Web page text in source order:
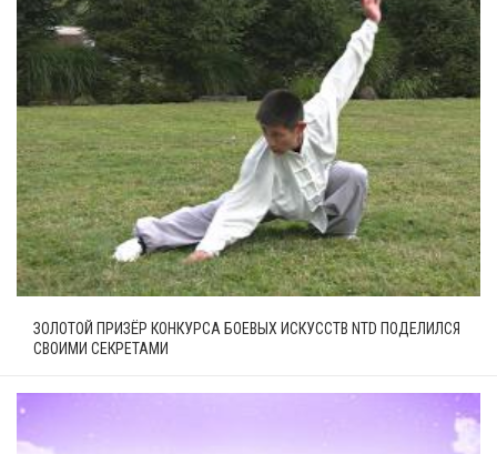
ЗОЛОТОЙ ПРИЗЁР КОНКУРСА БОЕВЫХ ИСКУССТВ NTD ПОДЕЛИЛСЯ
СВОИМИ СЕКРЕТАМИ